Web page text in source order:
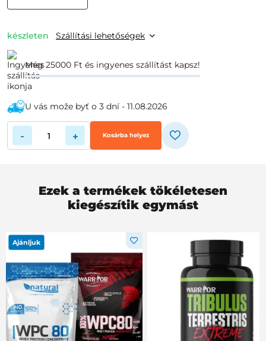
készleten Szállítási lehetőségek
Még 25000 Ft és ingyenes szállítást kapsz!
U vás može byť o 3 dní - 11.08.2026
- + Kosárba helyez
Ezek a termékek tökéletesen
kiegészítik egymást
Ajánljuk